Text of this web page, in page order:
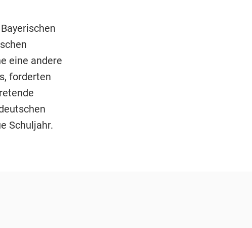
eine andere
forderten
Schuljahr.